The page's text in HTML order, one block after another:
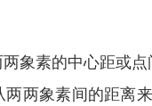
象素的中心距或
两象素间的距离